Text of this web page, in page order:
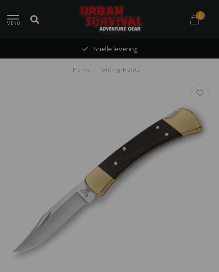
MENU
0
Snelle levering
Home Folding Hunter